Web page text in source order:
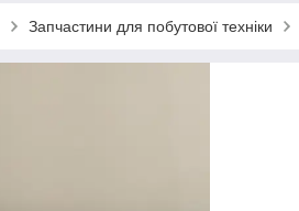
Запчастини для побутової техніки